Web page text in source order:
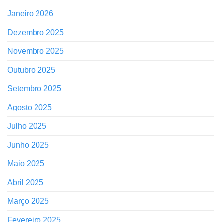
Janeiro 2026
Dezembro 2025
Novembro 2025
Outubro 2025
Setembro 2025
Agosto 2025
Julho 2025
Junho 2025
Maio 2025
Abril 2025
Março 2025
Fevereiro 2025